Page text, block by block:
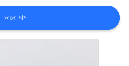
ভালো দাম